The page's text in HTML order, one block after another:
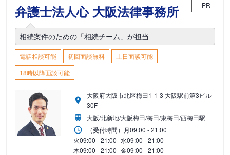
弁護士法人心 大阪法律事務所 PR
相続案件のための「相続チーム」が担当
電話相談可能 初回面談無料
土日面談可能
18時以降面談可能
大阪府大阪市北区梅田1-1-3 大阪駅前第3ビル
30F
大阪/北新地/大阪梅田/梅田/東梅田/西梅田駅
（受付時間） 月09:00 - 21:00
火09:00 - 21:00 水09:00 - 21:00
木09:00 - 21:00 金09:00 - 21:00